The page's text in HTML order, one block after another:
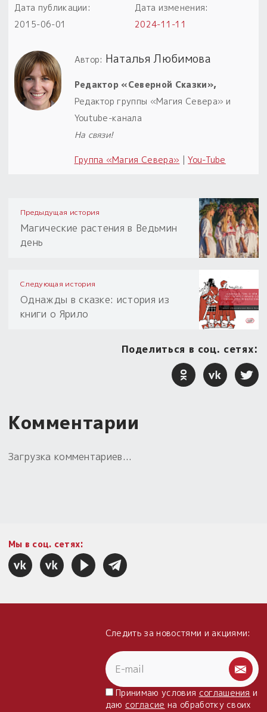
Дата публикации:
2015-06-01
Дата изменения:
2024-11-11
Автор: Наталья Любимова
Редактор «Северной Сказки»,
Редактор группы «Магия Севера» и
Youtube-канала
На связи!
Группа «Магия Севера» |You-Tube
Предыдущая история
Магические растения в Ведьмин
день
Следующая история
Однажды в сказке: история из
книги о Ярило
Поделиться в соц. сетях:
Комментарии
Загрузка комментариев...
Мы в соц. сетях:
Следить за новостями и акциями:
Принимаю условия соглашения и
даю согласие на обработку своих